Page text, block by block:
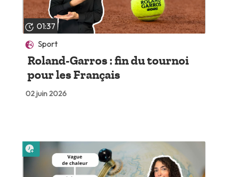
01:37
Sport
Roland-Garros : fin du tournoi
pour les Français
02 juin 2026
Lire plus tard